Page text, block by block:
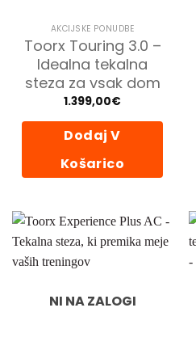
AKCIJSKE PONUDBE
Toorx Touring 3.0 –
Idealna tekalna
steza za vsak dom
1.399,00€
Dodaj V
Košarico
NI NA ZALOGI